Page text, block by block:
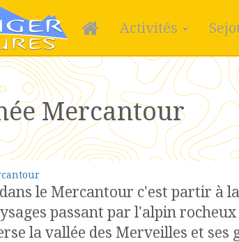
Activités
Mercantour
le Mercantour c'est partir à
passant par l'alpin
la vallée des Merveilles et